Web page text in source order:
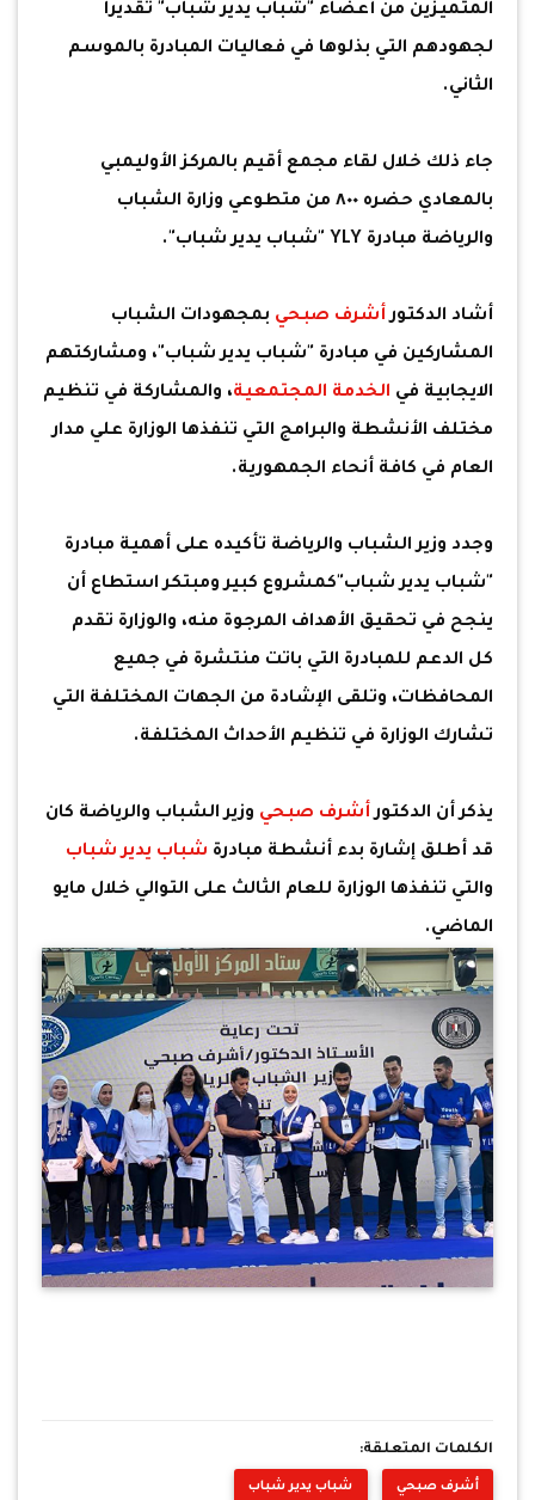
المتميزين من أعضاء "شباب يدير شباب" تقديراً
لجهودهم التي بذلوها في فعاليات المبادرة بالموسم
الثاني.
جاء ذلك خلال لقاء مجمع أقيم بالمركز الأوليمبي
بالمعادي حضره ٨٠٠ من متطوعي وزارة الشباب
والرياضة مبادرة YLY "شباب يدير شباب".
أشاد الدكتورأشرف صبحي بمجهودات الشباب
المشاركين في مبادرة "شباب يدير شباب"، ومشاركتهم
الايجابية في الخدمة المجتمعية، والمشاركة في تنظيم
مختلف الأنشطة والبرامج التي تنفذها الوزارة علي مدار
العام في كافة أنحاء الجمهورية.
وجدد وزير الشباب والرياضة تأكيده على أهمية مبادرة
"شباب يدير شباب"كمشروع كبير ومبتكر استطاع أن
ينجح في تحقيق الأهداف المرجوة منه، والوزارة تقدم
كل الدعم للمبادرة التي باتت منتشرة في جميع
المحافظات، وتلقى الإشادة من الجهات المختلفة التي
تشارك الوزارة في تنظيم الأحداث المختلفة.
يذكر أن الدكتورأشرف صبحي وزير الشباب والرياضة كان
قد أطلق إشارة بدء أنشطة مبادرة شباب يدير شباب
والتي تنفذها الوزارة للعام الثالث على التوالي خلال مايو
الماضي.
الكلمات المتعلقة:
أشرف صبحي شباب يدير شباب